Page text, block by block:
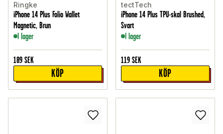
Ringke
iPhone 14 Plus Folio Wallet
Magnetic, Brun
I lager
189 SEK
KÖP
tectTech
iPhone 14 Plus TPU-skal Brushed,
Svart
I lager
119 SEK
KÖP